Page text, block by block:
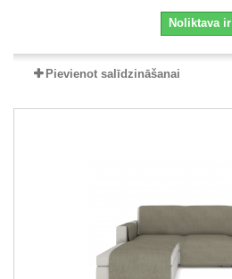
Noliktava ir
Pievienot salīdzināšanai